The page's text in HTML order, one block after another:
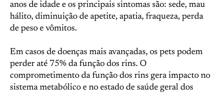
anos de idade e os principais sintomas são: sede, mau
hálito, diminuição de apetite, apatia, fraqueza, perda
de peso e vômitos.
Em casos de doenças mais avançadas, os pets podem
perder até 75% da função dos rins. O
comprometimento da função dos rins gera impacto no
sistema metabólico e no estado de saúde geral dos